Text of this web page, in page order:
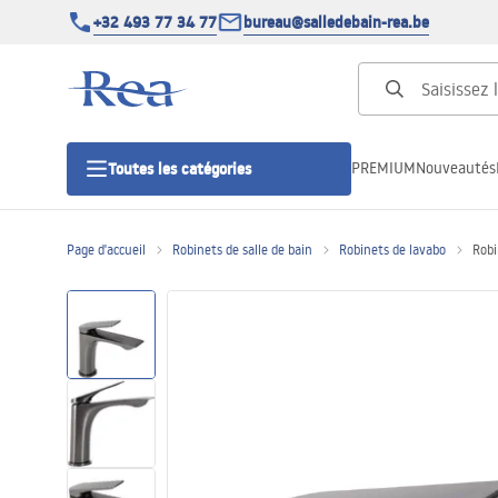
+32 493 77 34 77 bureau@salledebain-rea.be
Toutes les catégories
Portes de douche
Receveurs de douche
Caniveaux de douche
PREMIUMNouveautés
Page d'accueil Robinets de salle de bain Robinets de lavabo